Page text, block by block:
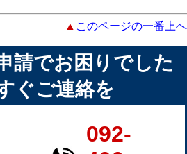
▲ このページの一番上へ
請でお困りでした
ぐご連絡を
092-